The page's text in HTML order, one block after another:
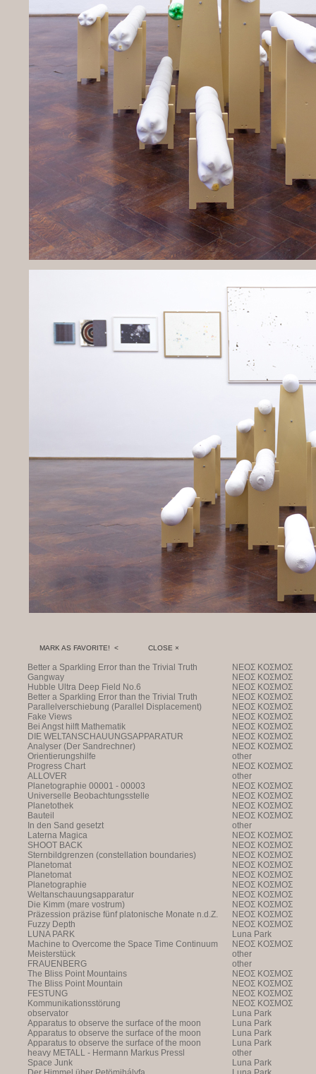
MARK AS FAVORITE! < CLOSE ×
Better a Sparkling Error than the Trivial Truth
NEOΣ KOΣMOΣ
Gangway
NEOΣ KOΣMOΣ
Hubble Ultra Deep Field No.6
NEOΣ KOΣMOΣ
Better a Sparkling Error than the Trivial Truth
NEOΣ KOΣMOΣ
Parallelverschiebung (Parallel Displacement)
NEOΣ KOΣMOΣ
Fake Views
NEOΣ KOΣMOΣ
Bei Angst hilft Mathematik
NEOΣ KOΣMOΣ
DIE WELTANSCHAUUNGSAPPARATUR
NEOΣ KOΣMOΣ
Analyser (Der Sandrechner)
NEOΣ KOΣMOΣ
Orientierungshilfe
other
Progress Chart
NEOΣ KOΣMOΣ
ALLOVER
other
Planetographie 00001 - 00003
NEOΣ KOΣMOΣ
Universelle Beobachtungsstelle
NEOΣ KOΣMOΣ
Planetothek
NEOΣ KOΣMOΣ
Bauteil
NEOΣ KOΣMOΣ
In den Sand gesetzt
other
Laterna Magica
NEOΣ KOΣMOΣ
SHOOT BACK
NEOΣ KOΣMOΣ
Sternbildgrenzen (constellation boundaries)
NEOΣ KOΣMOΣ
Planetomat
NEOΣ KOΣMOΣ
Planetomat
NEOΣ KOΣMOΣ
Planetographie
NEOΣ KOΣMOΣ
Weltanschauungsapparatur
NEOΣ KOΣMOΣ
Die Kimm (mare vostrum)
NEOΣ KOΣMOΣ
Präzession präzise fünf platonische Monate n.d.Z.
NEOΣ KOΣMOΣ
Fuzzy Depth
NEOΣ KOΣMOΣ
LUNA PARK
Luna Park
Machine to Overcome the Space Time Continuum
NEOΣ KOΣMOΣ
Meisterstück
other
FRAUENBERG
other
The Bliss Point Mountains
NEOΣ KOΣMOΣ
The Bliss Point Mountain
NEOΣ KOΣMOΣ
FESTUNG
NEOΣ KOΣMOΣ
Kommunikationsstörung
NEOΣ KOΣMOΣ
observator
Luna Park
Apparatus to observe the surface of the moon
Luna Park
Apparatus to observe the surface of the moon
Luna Park
Apparatus to observe the surface of the moon
Luna Park
heavy METALL - Hermann Markus Pressl
other
Space Junk
Luna Park